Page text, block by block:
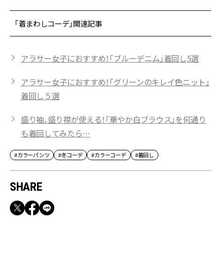
「着まわしコーデ」関連記事
アラサー女子におすすめ！「ブルーデニム」着回し5選
アラサー女子におすすめ！「グリーンのキレイ色ニット」
着回し５選
盛り袖、盛り襟が使える！「華やか白ブラウス」を何通り
も着回してみたら…
#カラーパンツ #冬コーデ #カラーコーデ #着回し
SHARE